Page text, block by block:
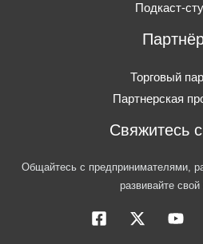
Подкаст-
Торговый
Партнерская
Свяжитесь
Общайтесь с предпринимателями,
развивайте свой